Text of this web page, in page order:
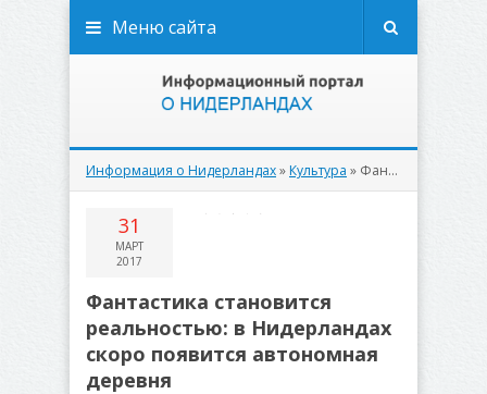
Меню сайта
Информация о Нидерландах»Культура » Фантастика становится реальностью: в Нидерландах скоро появится автономная деревня
31
МАРТ
2017
Фантастика становится
реальностью: в Нидерландах
скоро появится автономная
деревня